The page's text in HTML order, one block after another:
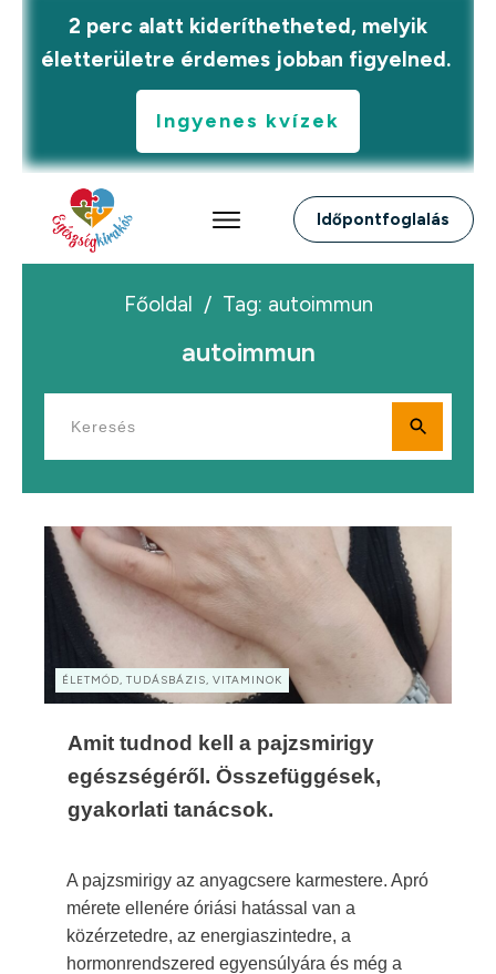
2 perc alatt kideríthetheted, melyik
életterületre érdemes jobban figyelned.
Ingyenes kvízek
Időpontfoglalás
Főoldal / Tag: autoimmun
autoimmun
ÉLETMÓD, TUDÁSBÁZIS, VITAMINOK
Amit tudnod kell a pajzsmirigy
egészségéről. Összefüggések,
gyakorlati tanácsok.
A pajzsmirigy az anyagcsere karmestere. Apró
mérete ellenére óriási hatással van a
közérzetedre, az energiaszintedre, a
hormonrendszered egyensúlyára és még a